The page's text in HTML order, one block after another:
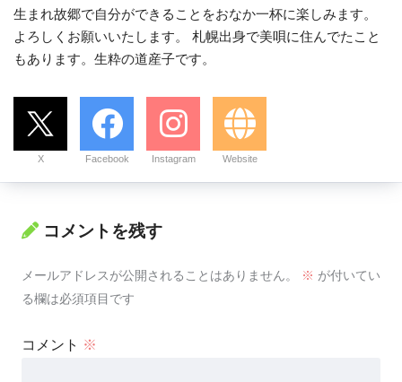
生まれ故郷で自分ができることをおなか一杯に楽しみます。
よろしくお願いいたします。 札幌出身で美唄に住んでたこと
もあります。生粋の道産子です。
X Facebook Instagram Website
コメントを残す
メールアドレスが公開されることはありません。 ※ が付いてい
る欄は必須項目です
コメント ※